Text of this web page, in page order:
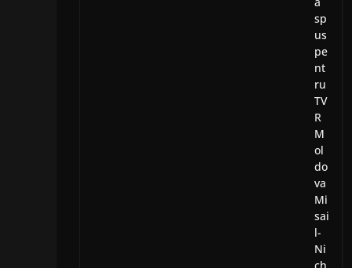
sp
us
pe
nt
ru
TV
R
M
ol
do
va
Mi
sai
l-
Ni